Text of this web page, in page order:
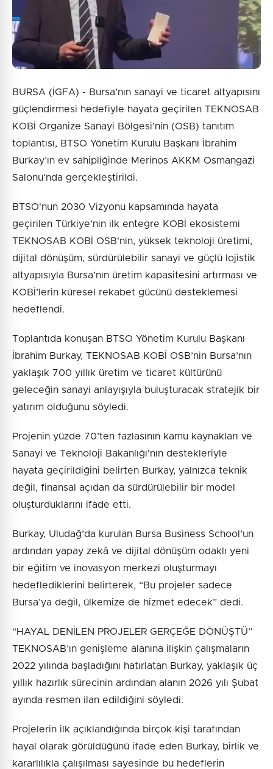
BURSA (İGFA) - Bursa’nın sanayi ve ticaret altyapısını
güçlendirmesi hedefiyle hayata geçirilen TEKNOSAB
KOBİ Organize Sanayi Bölgesi’nin (OSB) tanıtım
toplantısı, BTSO Yönetim Kurulu Başkanı İbrahim
Burkay’ın ev sahipliğinde Merinos AKKM Osmangazi
Salonu'nda gerçekleştirildi.
BTSO'nun 2030 Vizyonu kapsamında hayata
geçirilen Türkiye’nin ilk entegre KOBİ ekosistemi
TEKNOSAB KOBİ OSB'nin, yüksek teknoloji üretimi,
dijital dönüşüm, sürdürülebilir sanayi ve güçlü lojistik
altyapısıyla Bursa’nın üretim kapasitesini artırması ve
KOBİ’lerin küresel rekabet gücünü desteklemesi
hedeflendi.
Toplantıda konuşan BTSO Yönetim Kurulu Başkanı
İbrahim Burkay, TEKNOSAB KOBİ OSB’nin Bursa’nın
yaklaşık 700 yıllık üretim ve ticaret kültürünü
geleceğin sanayi anlayışıyla buluşturacak stratejik bir
yatırım olduğunu söyledi.
Projenin yüzde 70’ten fazlasının kamu kaynakları ve
Sanayi ve Teknoloji Bakanlığı'nın destekleriyle
hayata geçirildiğini belirten Burkay, yalnızca teknik
değil, finansal açıdan da sürdürülebilir bir model
oluşturduklarını ifade etti.
Burkay, Uludağ’da kurulan Bursa Business School’un
ardından yapay zekâ ve dijital dönüşüm odaklı yeni
bir eğitim ve inovasyon merkezi oluşturmayı
hedeflediklerini belirterek, “Bu projeler sadece
Bursa’ya değil, ülkemize de hizmet edecek” dedi.
“HAYAL DENİLEN PROJELER GERÇEĞE DÖNÜŞTÜ”
TEKNOSAB’ın genişleme alanına ilişkin çalışmaların
2022 yılında başladığını hatırlatan Burkay, yaklaşık üç
yıllık hazırlık sürecinin ardından alanın 2026 yılı Şubat
ayında resmen ilan edildiğini söyledi.
Projelerin ilk açıklandığında birçok kişi tarafından
hayal olarak görüldüğünü ifade eden Burkay, birlik ve
kararlılıkla çalışılması sayesinde bu hedeflerin